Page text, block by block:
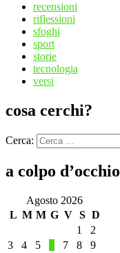
recensioni
riflessioni
sfoghi
sport
storie
tecnologia
versi
cosa cerchi?
Cerca:
a colpo d’occhio
Agosto 2026
L M M G V S D
1
2
3
4 5 7 8
9